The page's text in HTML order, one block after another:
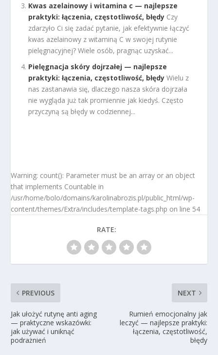
Kwas azelainowy i witamina c — najlepsze
praktyki: łączenia, częstotliwość, błędy Czy
zdarzyło Ci się zadać pytanie, jak efektywnie łączyć
kwas azelainowy z witaminą C w swojej rutynie
pielęgnacyjnej? Wiele osób, pragnąc uzyskać...
Pielęgnacja skóry dojrzałej — najlepsze
praktyki: łączenia, częstotliwość, błędy Wielu z
nas zastanawia się, dlaczego nasza skóra dojrzała
nie wygląda już tak promiennie jak kiedyś. Często
przyczyną są błędy w codziennej...
Warning: count(): Parameter must be an array or an object
that implements Countable in
/usr/home/bolo/domains/karolinabrozis.pl/public_html/wp-
content/themes/Extra/includes/template-tags.php on line 54
RATE:
PREVIOUS
Jak ułożyć rutynę anti aging
— praktyczne wskazówki:
jak używać i uniknąć
podrażnień
NEXT
Rumień emocjonalny jak
leczyć — najlepsze praktyki:
łączenia, częstotliwość,
błędy